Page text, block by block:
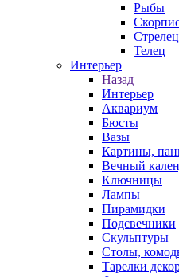
Рыбы
Стрелец
Телец
Интерьер
Назад
Интерьер
Аквариум
Бюсты
Вазы
Картины,
Вечный
Ключницы
Лампы
Пирамидки
Подсвечники
Скульптуры
Столы,
Тарелки